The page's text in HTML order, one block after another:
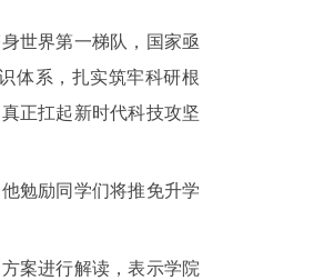
世界第一梯队，国家亟
体系，扎实筑牢科研根
正扛起新时代科技攻坚
勉励同学们将推免升学
案进行解读，表示学院